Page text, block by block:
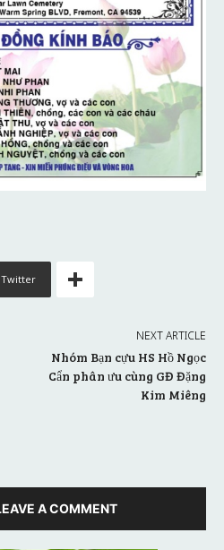
Twitter
NEXT ARTICLE
Nhóm Bạn cựu HS Hồ Ngọc
Cẩn phân ưu cùng GĐ Đặng
Kim Miêng
A COMMENT